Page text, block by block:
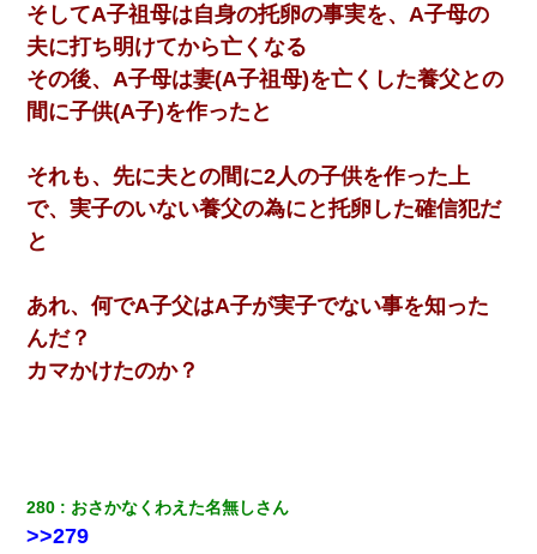
そしてA子祖母は自身の托卵の事実を、A子母の
夫に打ち明けてから亡くなる
その後、A子母は妻(A子祖母)を亡くした養父との
間に子供(A子)を作ったと
それも、先に夫との間に2人の子供を作った上
で、実子のいない養父の為にと托卵した確信犯だ
と
あれ、何でA子父はA子が実子でない事を知った
んだ？
カマかけたのか？
280 おさかなくわえた名無しさん
>>279